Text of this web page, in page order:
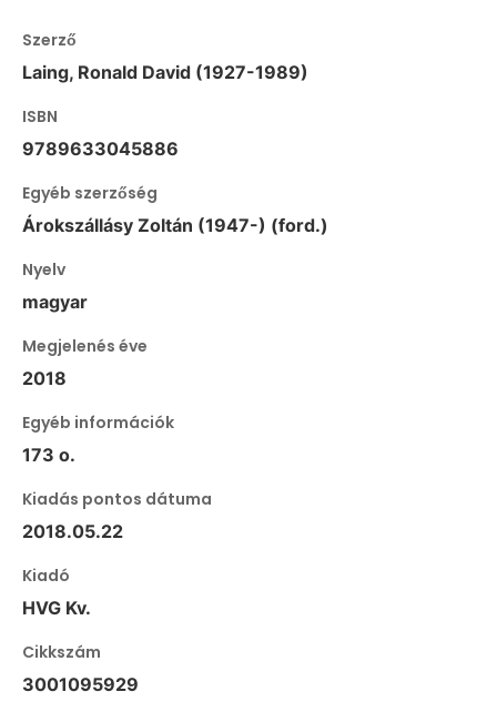
Szerző
Laing, Ronald David (1927-1989)
ISBN
9789633045886
Egyéb szerzőség
Árokszállásy Zoltán (1947-) (ford.)
Nyelv
magyar
Megjelenés éve
2018
Egyéb információk
173 o.
Kiadás pontos dátuma
2018.05.22
Kiadó
HVG Kv.
Cikkszám
3001095929